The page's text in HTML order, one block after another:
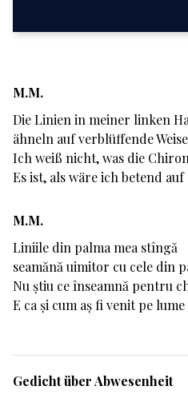
M.M.
Die Linien in meiner linken
ähneln auf verblüffende
Ich weiß nicht, was die
Es ist, als wäre ich betend
M.M.
Liniile din palma mea stîngă
seamănă uimitor cu cele din
Nu știu ce înseamnă pentru
E ca și cum aș fi venit pe
Gedicht über Abwesenheit